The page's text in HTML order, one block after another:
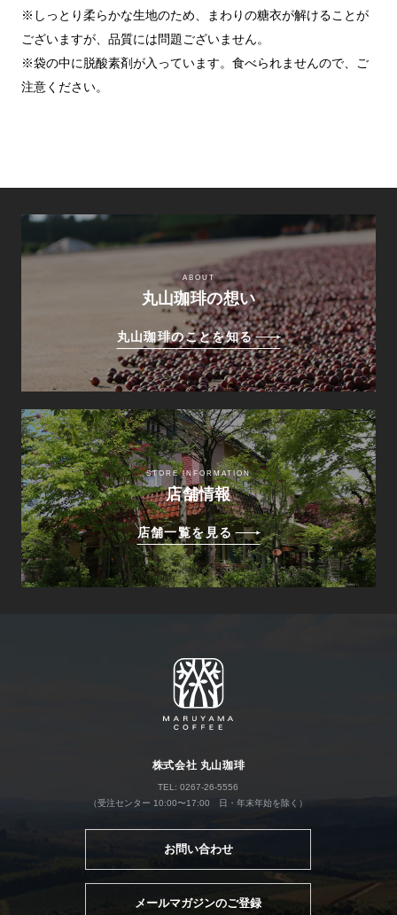
※しっとり柔らかな生地のため、まわりの糖衣が解けることが
ございますが、品質には問題ございません。
※袋の中に脱酸素剤が入っています。食べられませんので、ご
注意ください。
ABOUT
丸山珈琲の想い
丸山珈琲のことを知る
STORE INFORMATION
店舗情報
店舗一覧を見る
株式会社 丸山珈琲
TEL: 0267-26-5556
（受注センター 10:00〜17:00 日・年末年始を除く）
お問い合わせ
メールマガジンのご登録